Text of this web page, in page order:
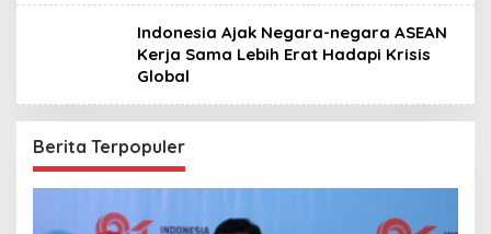
Indonesia Ajak Negara-negara ASEAN
Kerja Sama Lebih Erat Hadapi Krisis
Global
Berita Terpopuler